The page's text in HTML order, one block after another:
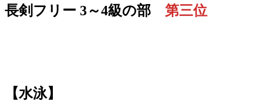
長剣フリー 3～4級の部 第三位
【水泳】